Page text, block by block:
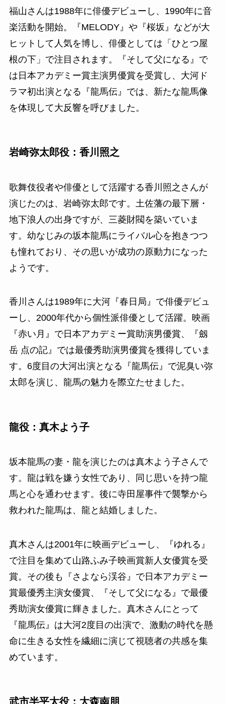
福山さんは1988年に俳優デビューし、1990年に音
楽活動を開始。『MELODY』や『桜坂』などが大
ヒットして人気を博し、俳優としては「ひとつ屋
根の下」で注目されます。『そして父になる』で
は日本アカデミー賞主演男優賞を受賞し、大河ド
ラマ初出演となる『龍馬伝』では、新たな龍馬像
を体現して大反響を呼びました。
岩崎弥太郎役：香川照之
歌舞伎役者や俳優として活躍する香川照之さんが
演じたのは、岩崎弥太郎です。土佐藩の最下層・
地下浪人の出身ですが、三菱財閥を築いていま
す。幼なじみの坂本龍馬にライバル心を抱きつつ
も憧れており、その思いが成功の原動力になった
ようです。
香川さんは1989年に大河『春日局』で俳優デビュ
ーし、2000年代から個性派俳優として活躍。映画
『赤い月』で日本アカデミー賞助演男優賞、『劔
岳 点の記』では最優秀助演男優賞を獲得していま
す。6度目の大河出演となる『龍馬伝』で泥臭い弥
太郎を演じ、龍馬の魅力を際立たせました。
龍役：真木よう子
坂本龍馬の妻・龍を演じたのは真木よう子さんで
す。龍は戦を嫌う女性であり、同じ思いを持つ龍
馬と心を通わせます。後に寺田屋事件で襲撃から
救われた龍馬は、龍と結婚しました。
真木さんは2001年に映画デビューし、『ゆれる』
で注目を集めて山路ふみ子映画賞新人女優賞を受
賞。その後も『さよなら渓谷』で日本アカデミー
賞最優秀主演女優賞、『そして父になる』で最優
秀助演女優賞に輝きました。真木さんにとって
『龍馬伝』は大河2度目の出演で、激動の時代を懸
命に生きる女性を繊細に演じて視聴者の共感を集
めています。
武市半平太役：大森南朋